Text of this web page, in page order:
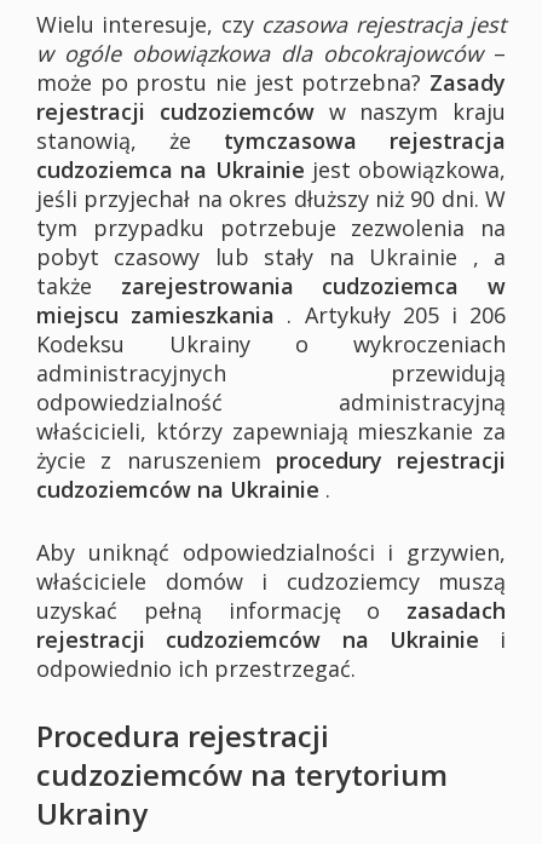
Wielu interesuje, czy czasowa rejestracja jest
w ogóle obowiązkowa dla obcokrajowców–
może po prostu nie jest potrzebna? Zasady
rejestracji cudzoziemcóww naszym kraju
stanowią, że tymczasowa rejestracja
cudzoziemca na Ukrainie jest obowiązkowa,
jeśli przyjechał na okres dłuższy niż 90 dni. W
tym przypadku potrzebuje zezwolenia na
pobyt czasowy lub stały na Ukrainie , a
także zarejestrowania cudzoziemca w
miejscu zamieszkania . Artykuły 205 i 206
Kodeksu Ukrainy o wykroczeniach
administracyjnych przewidują
odpowiedzialność administracyjną
właścicieli, którzy zapewniają mieszkanie za
życie z naruszeniem procedury rejestracji
cudzoziemców na Ukrainie .
Aby uniknąć odpowiedzialności i grzywien,
właściciele domów i cudzoziemcy muszą
uzyskać pełną informację o zasadach
rejestracji cudzoziemców na Ukrainie i
odpowiednio ich przestrzegać.
Procedura rejestracji
cudzoziemców na terytorium
Ukrainy